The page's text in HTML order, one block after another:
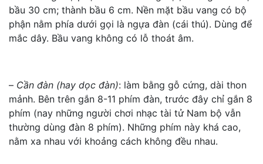
bầu 30 cm; thành bầu 6 cm. Nền mặt bầu vang có bộ
phận nằm phía dưới gọi là ngựa đàn (cái thú). Dùng để
mắc dây. Bầu vang không có lỗ thoát âm.
– Cần đàn (hay dọc đàn): làm bằng gỗ cứng, dài thon
mảnh. Bên trên gắn 8-11 phím đàn, trước đây chỉ gắn 8
phím (nay những người chơi nhạc tài tử Nam bộ vẫn
thường dùng đàn 8 phím). Những phím này khá cao,
nằm xa nhau với khoảng cách không đều nhau.